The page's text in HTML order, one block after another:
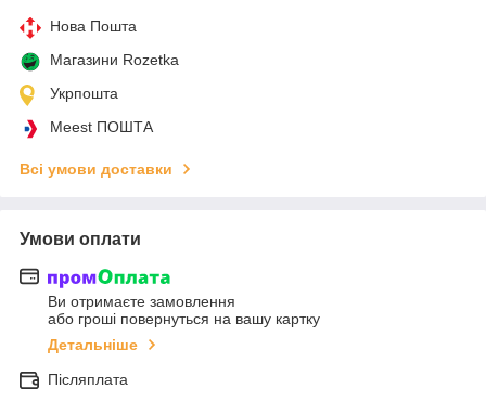
Нова Пошта
Магазини Rozetka
Укрпошта
Meest ПОШТА
Всі умови доставки
Умови оплати
Ви отримаєте замовлення
або гроші повернуться на вашу картку
Детальніше
Післяплата